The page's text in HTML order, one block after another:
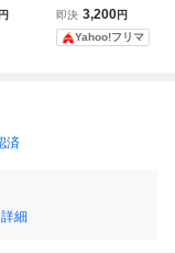
モン
円
D 【メガドライ
ブ】
即決 3,200円
Yahoo!フリマ
済
詳細